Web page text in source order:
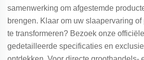
samenwerking om afgestemde
brengen. Klaar om uw slaapervaring
te transformeren? Bezoek onze
gedetailleerde specificaties en